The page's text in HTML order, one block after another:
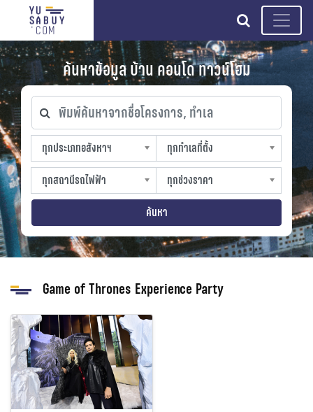
search
ค้นหาข้อมูล บ้าน คอนโด ทาวน์โฮม
พิมพ์ค้นหาจากชื่อโครงการ, ทำเล
ทุกประเภทอสังหาฯ
ทุกประเภทอสังหาฯ
sproperty
ทุกทำเลที่ตั้ง
ทุกทำเลที่ตั้ง
slocation
ทุกสถานีรถไฟฟ้า
ทุกสถานีรถไฟฟ้า
strain-station
ทุกช่วงราคา
ทุกช่วงราคา
sprice
ค้นหา
Game of Thrones Experience Party